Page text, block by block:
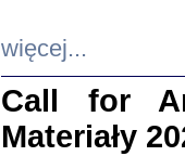
więcej...
Call for
Materiały